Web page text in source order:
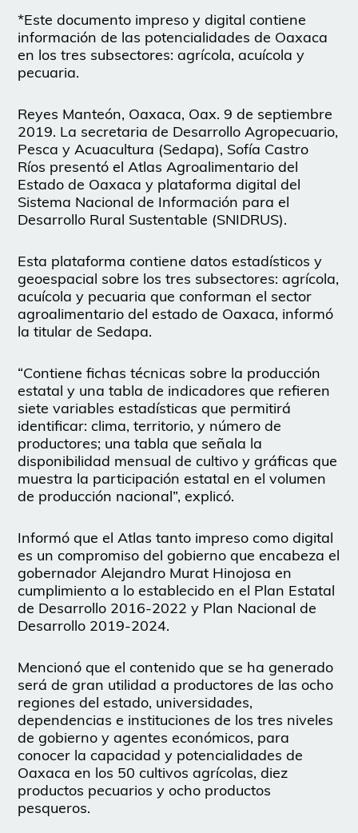
*Este documento impreso y digital contiene
información de las potencialidades de Oaxaca
en los tres subsectores: agrícola, acuícola y
pecuaria.
Reyes Manteón, Oaxaca, Oax. 9 de septiembre
2019. La secretaria de Desarrollo Agropecuario,
Pesca y Acuacultura (Sedapa), Sofía Castro
Ríos presentó el Atlas Agroalimentario del
Estado de Oaxaca y plataforma digital del
Sistema Nacional de Información para el
Desarrollo Rural Sustentable (SNIDRUS).
Esta plataforma contiene datos estadísticos y
geoespacial sobre los tres subsectores: agrícola,
acuícola y pecuaria que conforman el sector
agroalimentario del estado de Oaxaca, informó
la titular de Sedapa.
“Contiene fichas técnicas sobre la producción
estatal y una tabla de indicadores que refieren
siete variables estadísticas que permitirá
identificar: clima, territorio, y número de
productores; una tabla que señala la
disponibilidad mensual de cultivo y gráficas que
muestra la participación estatal en el volumen
de producción nacional”, explicó.
Informó que el Atlas tanto impreso como digital
es un compromiso del gobierno que encabeza el
gobernador Alejandro Murat Hinojosa en
cumplimiento a lo establecido en el Plan Estatal
de Desarrollo 2016-2022 y Plan Nacional de
Desarrollo 2019-2024.
Mencionó que el contenido que se ha generado
será de gran utilidad a productores de las ocho
regiones del estado, universidades,
dependencias e instituciones de los tres niveles
de gobierno y agentes económicos, para
conocer la capacidad y potencialidades de
Oaxaca en los 50 cultivos agrícolas, diez
productos pecuarios y ocho productos
pesqueros.